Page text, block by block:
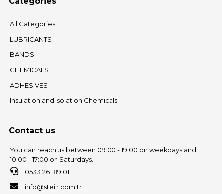
All Categories
LUBRICANTS
BANDS
CHEMICALS
ADHESIVES
Insulation and Isolation Chemicals
Contact us
You can reach us between 09:00 - 19:00 on weekdays and
10:00 - 17:00 on Saturdays.
0533 261 89 01
info@stein.com.tr